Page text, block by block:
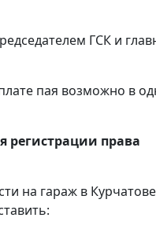
ГСК и
пая возможно в
регистрации права
на гараж в Курчатове